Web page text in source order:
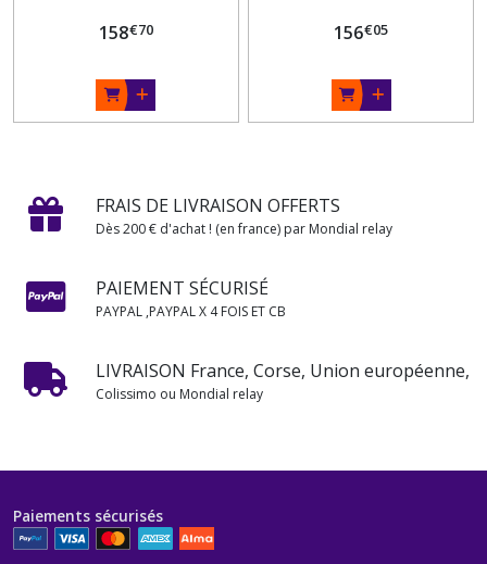
158€70
(2013+)
156€05
FRAIS DE LIVRAISON OFFERTS
Dès 200 € d'achat ! (en france) par Mondial relay
PAIEMENT SÉCURISÉ
PAYPAL ,PAYPAL X 4 FOIS ET CB
LIVRAISON France, Corse, Union européenne,
Colissimo ou Mondial relay
Paiements sécurisés